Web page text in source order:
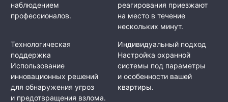
наблюдением
профессионалов.
реагирования приезжают
на место в течение
нескольких минут.
Технологическая
поддержка
Использование
инновационных решений
для обнаружения угроз
и предотвращения взлома.
Индивидуальный подход
Настройка охранной
системы под параметры
и особенности вашей
квартиры.